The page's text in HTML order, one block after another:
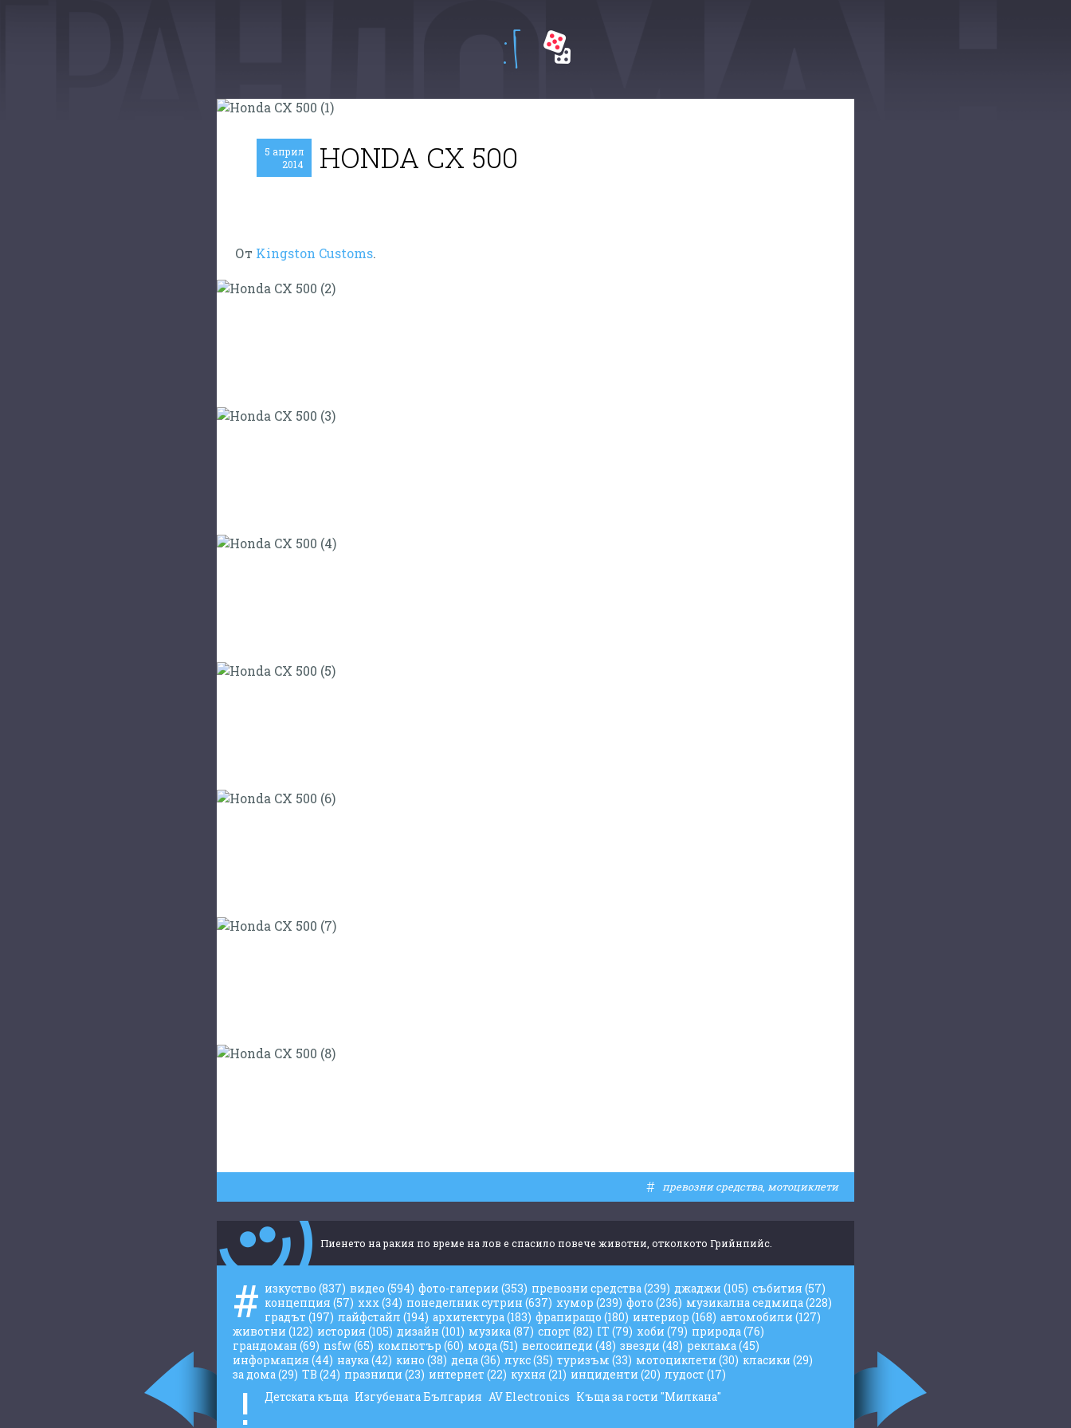
:Г
5 април
2014
HONDA CX 500
От Kingston Customs.
# превозни средства мотоциклети
Пиенето на ракия по време на лов е спасило повече животни, отколкото Грийнпийс.
# изкуство (837) видео (594) фото-галерии (353) превозни средства(239) джаджи (105) събития (57)
концепция (57) ххх(34) понеделник сутрин (637) хумор (239) фото (236) музикална седмица(228)
градът (197) лайфстайл (194) архитектура(183) фрапиращо (180) интериор (168) автомобили (127)
животни (122) история (105) дизайн (101) музика(87) спорт (82) IT (79) хоби (79) природа(76)
грандоман (69) nsfw(65) компютър (60) мода(51) велосипеди (48) звезди (48) реклама(45)
информация (44) наука(42) кино (38) деца(36) лукс(35) туризъм (33) мотоциклети (30) класики (29)
за дома(29) ТВ (24) празници (23) интернет (22) кухня (21) инциденти (20) лудост (17)
! Детската къща Изгубената България AV Electronics Къща за гости "Милкана"